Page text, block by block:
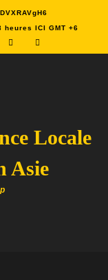
ICI GMT +6
Locale
Asie